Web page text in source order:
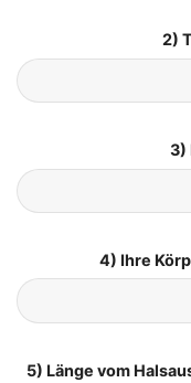
2)
3)
4) Ihre
5) Länge vom